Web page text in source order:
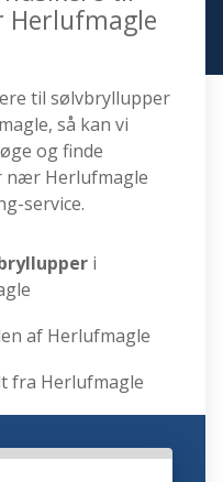
til sølvbryllupper
så kan vi
og finde
nær Herlufmagle
service.
i
af Herlufmagle
fra Herlufmagle